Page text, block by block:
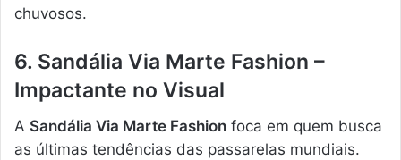
chuvosos.
6. Sandália Via Marte Fashion –
Impactante no Visual
A Sandália Via Marte Fashion foca em quem busca
as últimas tendências das passarelas mundiais.